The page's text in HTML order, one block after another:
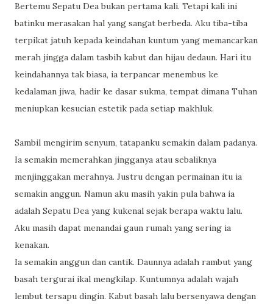
Bertemu Sepatu Dea bukan pertama kali. Tetapi kali ini
batinku merasakan hal yang sangat berbeda. Aku tiba-tiba
terpikat jatuh kepada keindahan kuntum yang memancarkan
merah jingga dalam tasbih kabut dan hijau dedaun. Hari itu
keindahannya tak biasa, ia terpancar menembus ke
kedalaman jiwa, hadir ke dasar sukma, tempat dimana Tuhan
meniupkan kesucian estetik pada setiap makhluk.
Sambil mengirim senyum, tatapanku semakin dalam padanya.
Ia semakin memerahkan jingganya atau sebaliknya
menjinggakan merahnya. Justru dengan permainan itu ia
semakin anggun. Namun aku masih yakin pula bahwa ia
adalah Sepatu Dea yang kukenal sejak berapa waktu lalu.
Aku masih dapat menandai gaun rumah yang sering ia
kenakan.
Ia semakin anggun dan cantik. Daunnya adalah rambut yang
basah tergurai ikal mengkilap. Kuntumnya adalah wajah
lembut tersapu dingin. Kabut basah lalu bersenyawa dengan